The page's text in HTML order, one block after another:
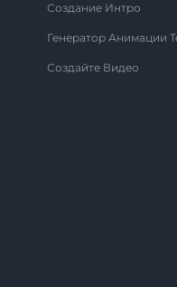
Создание Интро
Генератор Анимации
Создайте Видео